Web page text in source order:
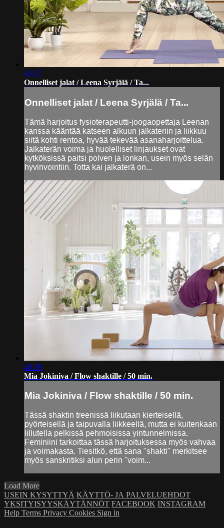
45:27
Onnelliset jalat / Leena Syrjälä / Ta...
Onnelliset jalat / Leena Syrjälä / Ta...
Tämä harjoitus fysioterapeutti-joogaopettaja Leenan
kanssa kääntää katseen alkuun jalkateriin ja liikkuu
siitä kohti rentoa, hyvää tekevää asanaharjoittelua.
Jalkaterän voima ja huolelliset linjaukset ovat
kytköksissä paitsi polven ja lonkan, usein myös selän
hyvinvointiin. Totta kai jalkaterä on...
48:39
Mia Jokiniva / Flow shaktille / 50 min.
Mia Jokiniva / Flow shaktille / 50 min.
Tässä shaktin treenissä liikutaan kierteisellä,
pyörteisellä ja taipuvalla liikkeellä, mutta ei kuitenkaan
lillutella pelkissä pehmoisissa yintunnelmissa.
Feminiini tarkoittaa tässä harjoituksessa myös vahvaa
ja voimakasta. Tiesitkö, että sana "shakti" merkitsee
myös sanskritiksi alun perin "voim...
Load More
USEIN KYSYTTYÄ KÄYTTÖ- JA PALVELUEHDOT
YKSITYISYYSKÄYTÄNNÖT FACEBOOK INSTAGRAM
Help Terms Privacy Cookies Sign in